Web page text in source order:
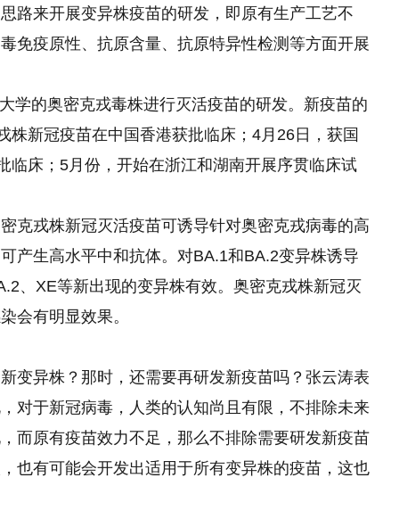
路来开展变异株疫苗的研发，即原有生产工艺不
免疫原性、抗原含量、抗原特异性检测等方面开展
学的奥密克戎毒株进行灭活疫苗的研发。新疫苗的
新冠疫苗在中国香港获批临床；4月26日，获国
临床；5月份，开始在浙江和湖南开展序贯临床试
克戎株新冠灭活疫苗可诱导针对奥密克戎病毒的高
产生高水平中和抗体。对BA.1和BA.2变异株诱导
、XE等新出现的变异株有效。奥密克戎株新冠灭
会有明显效果。
变异株？那时，还需要再研发新疫苗吗？张云涛表
对于新冠病毒，人类的认知尚且有限，不排除未来
而原有疫苗效力不足，那么不排除需要研发新疫苗
也有可能会开发出适用于所有变异株的疫苗，这也